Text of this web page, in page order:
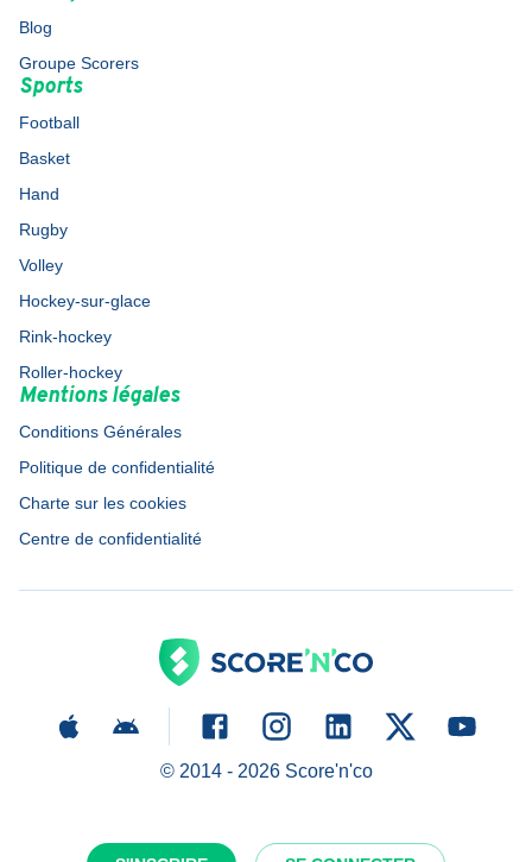
Blog
Groupe Scorers
Sports
Football
Basket
Hand
Rugby
Volley
Hockey-sur-glace
Rink-hockey
Roller-hockey
Mentions légales
Conditions Générales
Politique de confidentialité
Charte sur les cookies
Centre de confidentialité
© 2014 - 2026Score'n'co